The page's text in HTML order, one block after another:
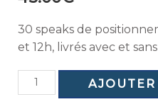
30 speaks de
et 12h, livrés avec et